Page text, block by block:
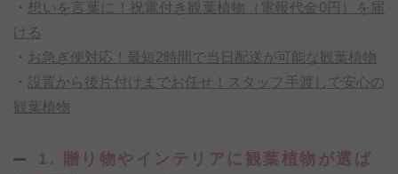
・ 想いを言葉に！祝電付き観葉植物（電報代金0円）を届
ける
・ お急ぎ便対応！最短2時間で当日配送が可能な観葉植物
・
設置から後片付けまでお任せ！スタッフ手渡しで安心の
観葉植物
1. 贈り物やインテリアに観葉植物が選ば